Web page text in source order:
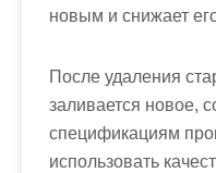
новым и снижает
После удаления
заливается новое,
спецификациям
использовать